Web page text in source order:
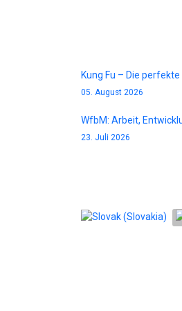
Kung Fu – Die
05. August 2026
WfbM: Arbeit,
23. Juli 2026